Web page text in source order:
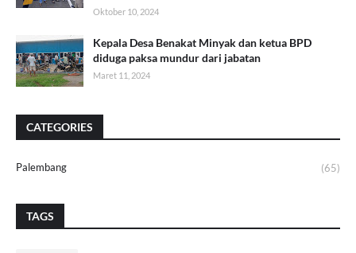
Oktober 10, 2024
Kepala Desa Benakat Minyak dan ketua BPD
diduga paksa mundur dari jabatan
Maret 11, 2024
CATEGORIES
Palembang (65)
TAGS